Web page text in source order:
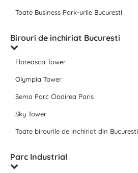
Toate Business Park-urile Bucuresti
Birouri de inchiriat Bucuresti
Floreasca Tower
Olympia Tower
Sema Parc Cladirea Paris
Sky Tower
Toate birourile de inchiriat din Bucuresti
Parc Industrial